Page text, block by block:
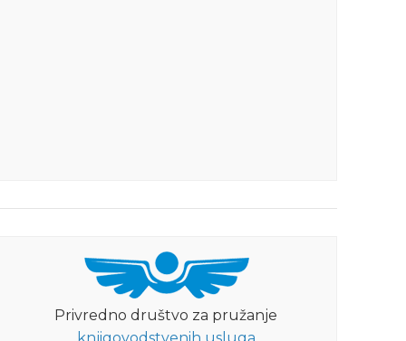
Privredno društvo za pružanje